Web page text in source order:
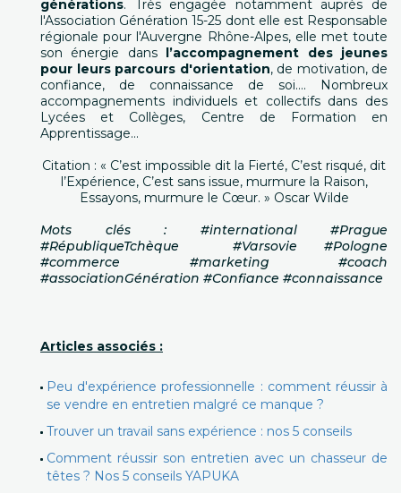
générations. Très engagée notamment auprès de
l'Association Génération 15-25 dont elle est Responsable
régionale pour l'Auvergne Rhône-Alpes, elle met toute
son énergie dans l’accompagnement des jeunes
pour leurs parcours d'orientation, de motivation, de
confiance, de connaissance de soi…. Nombreux
accompagnements individuels et collectifs dans des
Lycées et Collèges, Centre de Formation en
Apprentissage…
Citation : « C’est impossible dit la Fierté, C’est risqué, dit
l’Expérience, C’est sans issue, murmure la Raison,
Essayons, murmure le Cœur. » Oscar Wilde
Mots clés : #international #Prague
#RépubliqueTchèque #Varsovie #Pologne
#commerce #marketing #coach
#associationGénération #Confiance #connaissance
Articles associés :
Peu d'expérience professionnelle : comment réussir à
se vendre en entretien malgré ce manque ?
Trouver un travail sans expérience : nos 5 conseils
Comment réussir son entretien avec un chasseur de
têtes ? Nos 5 conseils YAPUKA